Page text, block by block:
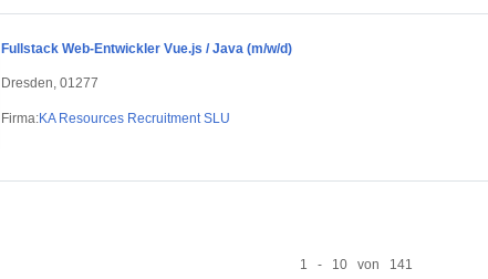
Fullstack Web-Entwickler Vue.js / Java (m/w/d)
Dresden, 01277
Firma:KA Resources Recruitment SLU
1 - 10 von 141